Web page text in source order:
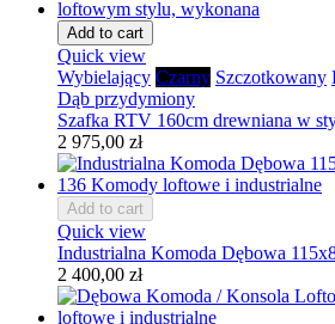
Add to cart
Quick view
Wybielający Czarny Szczotkowany
Dąb przydymiony
Szafka RTV 160cm drewniana w
2 975,00 zł
Add to cart
Quick view
Industrialna Komoda Dębowa
2 400,00 zł